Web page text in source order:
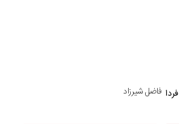
فاضل شیرزاد